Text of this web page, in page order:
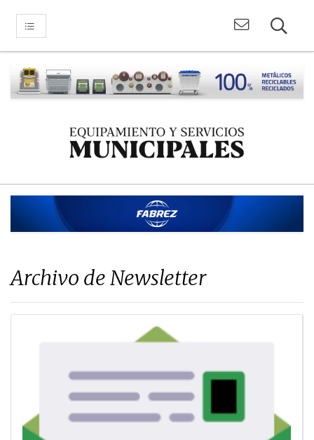
Archivo de Newsletter